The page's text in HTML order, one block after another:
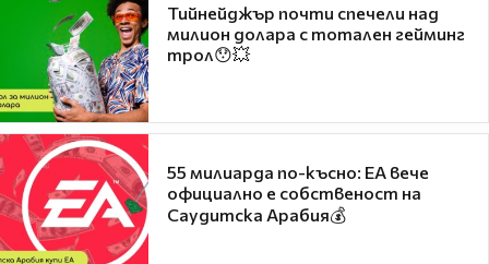
Тийнейджър почти спечели над
милион долара с тотален гейминг
трол😯💥
55 милиарда по-късно: EA вече
официално е собственост на
Саудитска Арабия💰